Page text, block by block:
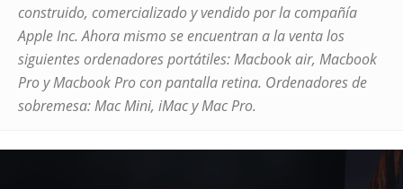
construido, comercializado y vendido por la compañía
Apple Inc. Ahora mismo se encuentran a la venta los
siguientes ordenadores portátiles: Macbook air, Macbook
Pro y Macbook Pro con pantalla retina. Ordenadores de
sobremesa: Mac Mini, iMac y Mac Pro.